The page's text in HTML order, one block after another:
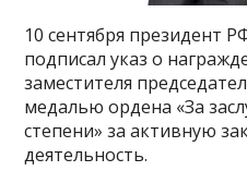
10 сентября президент
подписал указ о
заместителя
медалью ордена «За
степени» за активную
деятельность.